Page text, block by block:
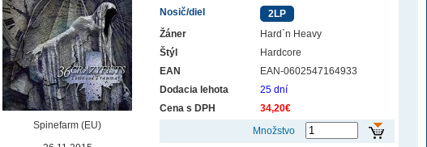
Spinefarm (EU)
Nosič/diel
2LP
Žáner
Hard`n Heavy
Štýl
Hardcore
EAN
EAN-0602547164933
Dodacia lehota
25 dní
Cena s DPH
34,20€
Množstvo